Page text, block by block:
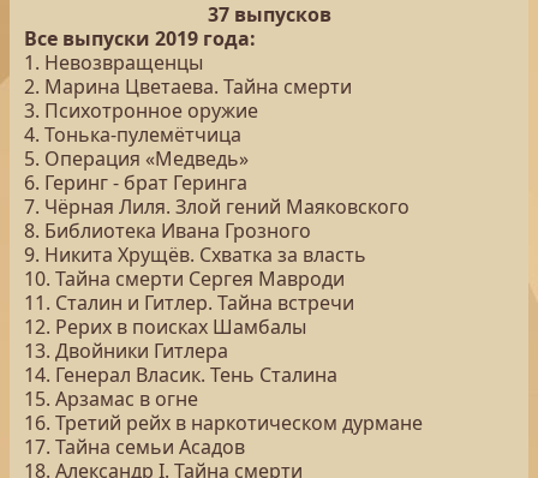
37 выпусков
Все выпуски 2019 года:
1. Невозвращенцы
2. Марина Цветаева. Тайна смерти
3. Психотронное оружие
4. Тонька-пулемётчица
5. Операция «Медведь»
6. Геринг - брат Геринга
7. Чёрная Лиля. Злой гений Маяковского
8. Библиотека Ивана Грозного
9. Никита Хрущёв. Схватка за власть
10. Тайна смерти Сергея Мавроди
11. Сталин и Гитлер. Тайна встречи
12. Рерих в поисках Шамбалы
13. Двойники Гитлера
14. Генерал Власик. Тень Сталина
15. Арзамас в огне
16. Третий рейх в наркотическом дурмане
17. Тайна семьи Асадов
18. Александр I. Тайна смерти